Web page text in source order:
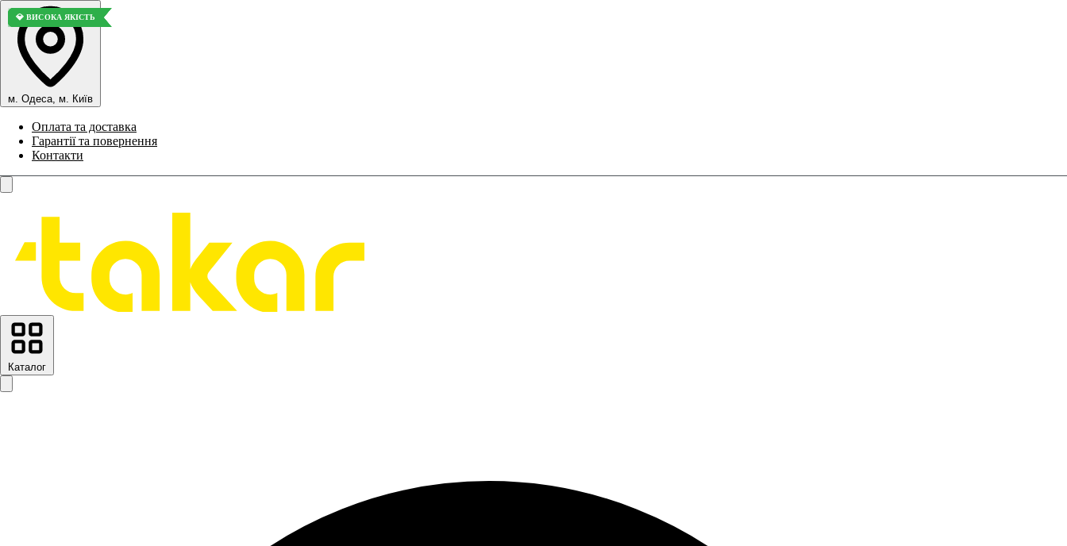
м. Одеса, м. Київ
Оплата та доставка
Гарантії та повернення
Контакти
Каталог
💎 ВИСОКА ЯКІСТЬ
💎 ВИСОКА ЯКІСТЬ
💎 ВИСОКА ЯКІСТЬ
💎 ВИСОКА ЯКІСТЬ
💎 ВИСОКА ЯКІСТЬ